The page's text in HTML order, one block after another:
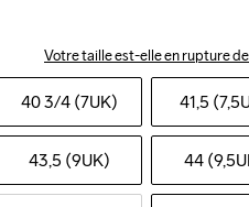
Votre taille est-elle en rupture
40 3/4 (7UK) 41,5
43,5 (9UK) 44